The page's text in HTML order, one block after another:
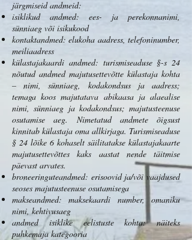
järgmiseid andmeid:
isiklikud andmed: ees- ja perekonnanimi,
sünniaeg või isikukood
kontaktandmed: elukoha aadress, telefoninumber,
meiliaadress
külastajakaardi andmed: turismiseaduse §-s 24
nõutud andmed majutusettevõtte külastaja kohta
– nimi, sünniaeg, kodakondsus ja aadress;
temaga koos majutatava abikaasa ja alaealise
nimi, sünniaeg ja kodakondsus; majutusteenuse
osutamise aeg. Nimetatud andmete õigsust
kinnitab külastaja oma allkirjaga. Turismiseaduse
§ 24 lõike 6 kohaselt säilitatakse külastajakaarte
majutusettevõttes kaks aastat nende täitmise
päevast arvates.
broneeringuteandmed: erisoovid ja/või vaajdused
seoses majutusteenuse osutamisega
makseandmed: maksekaardi number, omaniku
nimi, kehtivusaeg
andmed isiklike eelistuste kohta: näiteks
puhkemaja kategooria